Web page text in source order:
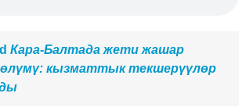
Кара-Балтада жети жашар
кызматтык текшерүүлөр